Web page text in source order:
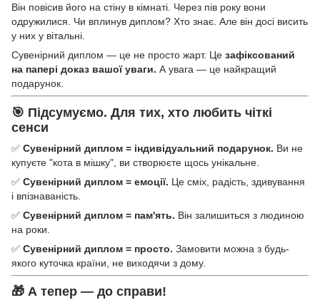
Він повісив його на стіну в кімнаті. Через пів року вони
одружилися. Чи вплинув диплом? Хто знає. Але він досі висить
у них у вітальні.
Сувенірний диплом — це не просто жарт. Це зафіксований
на папері доказ вашої уваги. А увага — це найкращий
подарунок.
🎯 Підсумуємо. Для тих, хто любить чіткі
сенси
✅ Сувенірний диплом = індивідуальний подарунок. Ви не
купуєте "кота в мішку", ви створюєте щось унікальне.
✅ Сувенірний диплом = емоції. Це сміх, радість, здивування
і впізнаваність.
✅ Сувенірний диплом = пам'ять. Він залишиться з людиною
на роки.
✅ Сувенірний диплом = просто. Замовити можна з будь-
якого куточка країни, не виходячи з дому.
🎁 А тепер — до справи!